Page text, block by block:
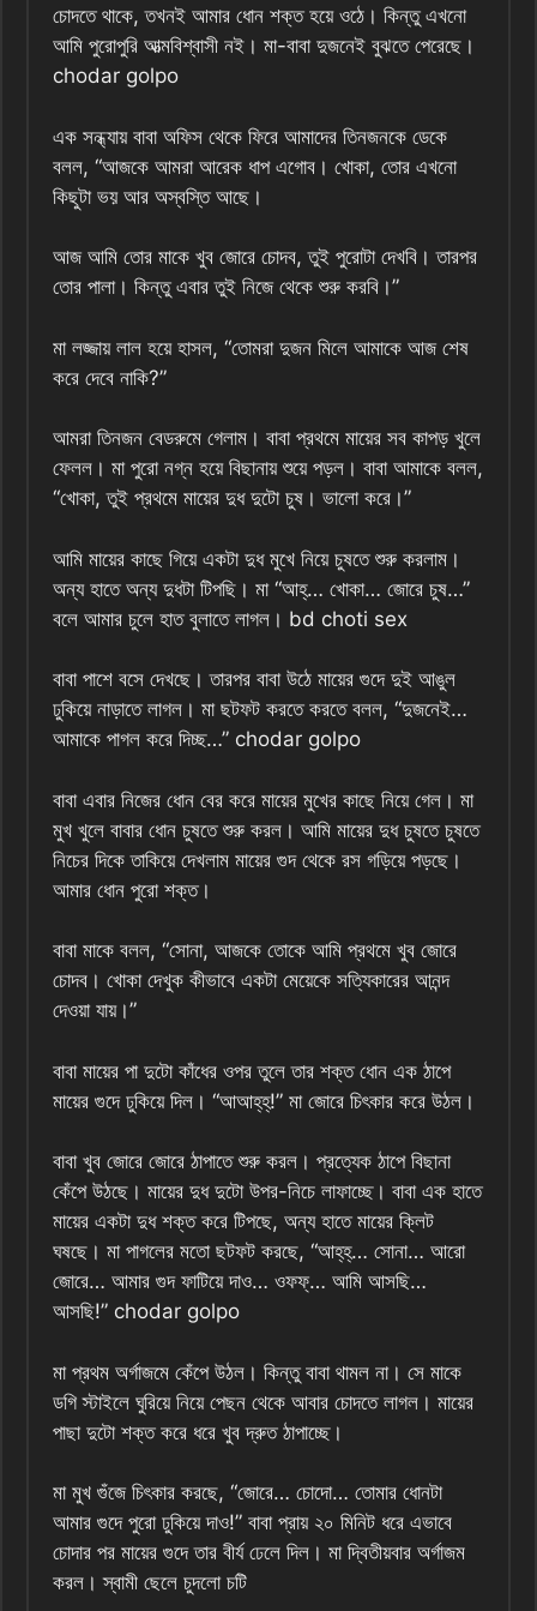
চোদতে থাকে, তখনই আমার ধোন শক্ত হয়ে ওঠে। কিন্তু এখনো
আমি পুরোপুরি আত্মবিশ্বাসী নই। মা-বাবা দুজনেই বুঝতে পেরেছে।
chodar golpo
এক সন্ধ্যায় বাবা অফিস থেকে ফিরে আমাদের তিনজনকে ডেকে
বলল, “আজকে আমরা আরেক ধাপ এগোব। খোকা, তোর এখনো
কিছুটা ভয় আর অস্বস্তি আছে।
আজ আমি তোর মাকে খুব জোরে চোদব, তুই পুরোটা দেখবি। তারপর
তোর পালা। কিন্তু এবার তুই নিজে থেকে শুরু করবি।”
মা লজ্জায় লাল হয়ে হাসল, “তোমরা দুজন মিলে আমাকে আজ শেষ
করে দেবে নাকি?”
আমরা তিনজন বেডরুমে গেলাম। বাবা প্রথমে মায়ের সব কাপড় খুলে
ফেলল। মা পুরো নগ্ন হয়ে বিছানায় শুয়ে পড়ল। বাবা আমাকে বলল,
“খোকা, তুই প্রথমে মায়ের দুধ দুটো চুষ। ভালো করে।”
আমি মায়ের কাছে গিয়ে একটা দুধ মুখে নিয়ে চুষতে শুরু করলাম।
অন্য হাতে অন্য দুধটা টিপছি। মা “আহ্‌… খোকা… জোরে চুষ…”
বলে আমার চুলে হাত বুলাতে লাগল। bd choti sex
বাবা পাশে বসে দেখছে। তারপর বাবা উঠে মায়ের গুদে দুই আঙুল
ঢুকিয়ে নাড়াতে লাগল। মা ছটফট করতে করতে বলল, “দুজনেই…
আমাকে পাগল করে দিচ্ছ…” chodar golpo
বাবা এবার নিজের ধোন বের করে মায়ের মুখের কাছে নিয়ে গেল। মা
মুখ খুলে বাবার ধোন চুষতে শুরু করল। আমি মায়ের দুধ চুষতে চুষতে
নিচের দিকে তাকিয়ে দেখলাম মায়ের গুদ থেকে রস গড়িয়ে পড়ছে।
আমার ধোন পুরো শক্ত।
বাবা মাকে বলল, “সোনা, আজকে তোকে আমি প্রথমে খুব জোরে
চোদব। খোকা দেখুক কীভাবে একটা মেয়েকে সত্যিকারের আনন্দ
দেওয়া যায়।”
বাবা মায়ের পা দুটো কাঁধের ওপর তুলে তার শক্ত ধোন এক ঠাপে
মায়ের গুদে ঢুকিয়ে দিল। “আআহ্‌হ্‌!” মা জোরে চিৎকার করে উঠল।
বাবা খুব জোরে জোরে ঠাপাতে শুরু করল। প্রত্যেক ঠাপে বিছানা
কেঁপে উঠছে। মায়ের দুধ দুটো উপর-নিচে লাফাচ্ছে। বাবা এক হাতে
মায়ের একটা দুধ শক্ত করে টিপছে, অন্য হাতে মায়ের ক্লিট
ঘষছে। মা পাগলের মতো ছটফট করছে, “আহ্‌হ্‌… সোনা… আরো
জোরে… আমার গুদ ফাটিয়ে দাও… ওফফ্‌… আমি আসছি…
আসছি!” chodar golpo
মা প্রথম অর্গাজমে কেঁপে উঠল। কিন্তু বাবা থামল না। সে মাকে
ডগি স্টাইলে ঘুরিয়ে নিয়ে পেছন থেকে আবার চোদতে লাগল। মায়ের
পাছা দুটো শক্ত করে ধরে খুব দ্রুত ঠাপাচ্ছে।
মা মুখ গুঁজে চিৎকার করছে, “জোরে… চোদো… তোমার ধোনটা
আমার গুদে পুরো ঢুকিয়ে দাও!” বাবা প্রায় ২০ মিনিট ধরে এভাবে
চোদার পর মায়ের গুদে তার বীর্য ঢেলে দিল। মা দ্বিতীয়বার অর্গাজম
করল। স্বামী ছেলে চুদলো চটি